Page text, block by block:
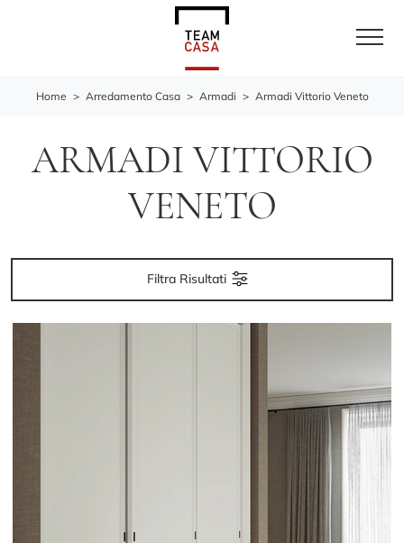
Home > Arredamento Casa > Armadi > Armadi Vittorio Veneto
ARMADI VITTORIO
VENETO
Filtra Risultati